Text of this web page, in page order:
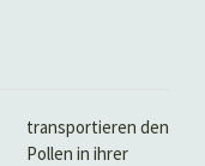
transportieren den